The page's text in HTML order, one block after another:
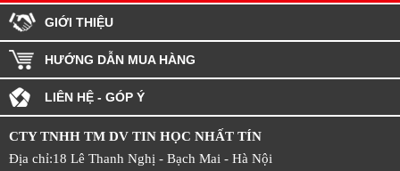
GIỚI THIỆU
HƯỚNG DẪN MUA HÀNG
LIÊN HỆ - GÓP Ý
CTY TNHH TM DV TIN HỌC NHẤT TÍN
Địa chỉ:18 Lê Thanh Nghị - Bạch Mai - Hà Nội